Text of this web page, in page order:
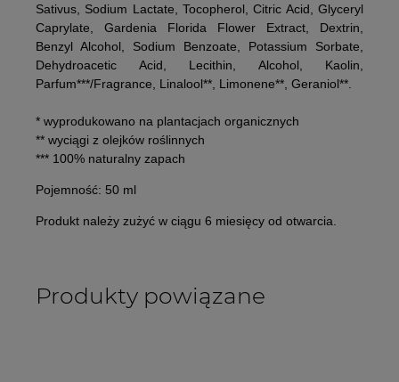
Sativus, Sodium Lactate, Tocopherol, Citric Acid, Glyceryl
Caprylate, Gardenia Florida Flower Extract, Dextrin,
Benzyl Alcohol, Sodium Benzoate, Potassium Sorbate,
Dehydroacetic Acid, Lecithin, Alcohol, Kaolin,
Parfum***/Fragrance, Linalool**, Limonene**, Geraniol**.
* wyprodukowano na plantacjach organicznych
** wyciągi z olejków roślinnych
*** 100% naturalny zapach
Pojemność: 50 ml
Produkt należy zużyć w ciągu 6 miesięcy od otwarcia.
Produkty powiązane